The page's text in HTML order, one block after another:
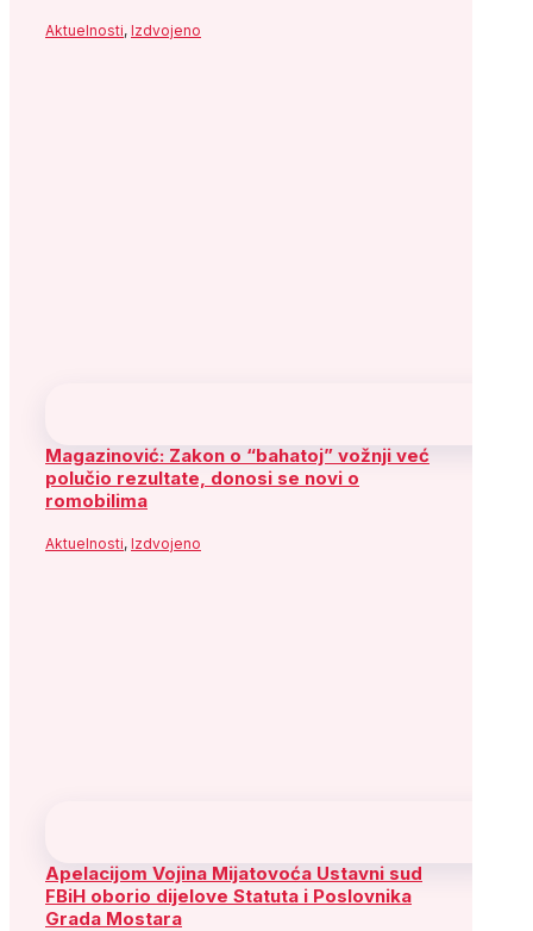
Aktuelnosti, Izdvojeno
Magazinović: Zakon o “bahatoj” vožnji već
polučio rezultate, donosi se novi o
romobilima
Aktuelnosti, Izdvojeno
Apelacijom Vojina Mijatovoća Ustavni sud
FBiH oborio dijelove Statuta i Poslovnika
Grada Mostara